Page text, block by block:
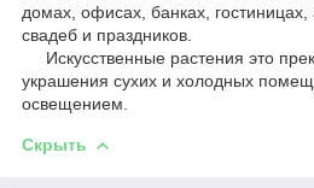
домах, офисах, банках,
свадеб и праздников.
Искусственные растения это
украшения сухих и холодных
освещением.
Скрыть